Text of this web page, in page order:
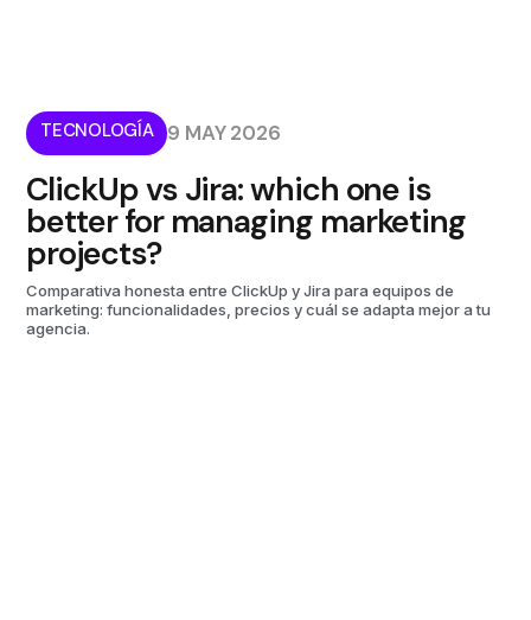
TECNOLOGÍA 9 MAY 2026
ClickUp vs Jira: which one is
better for managing marketing
projects?
Comparativa honesta entre ClickUp y Jira para equipos de
marketing: funcionalidades, precios y cuál se adapta mejor a tu
agencia.